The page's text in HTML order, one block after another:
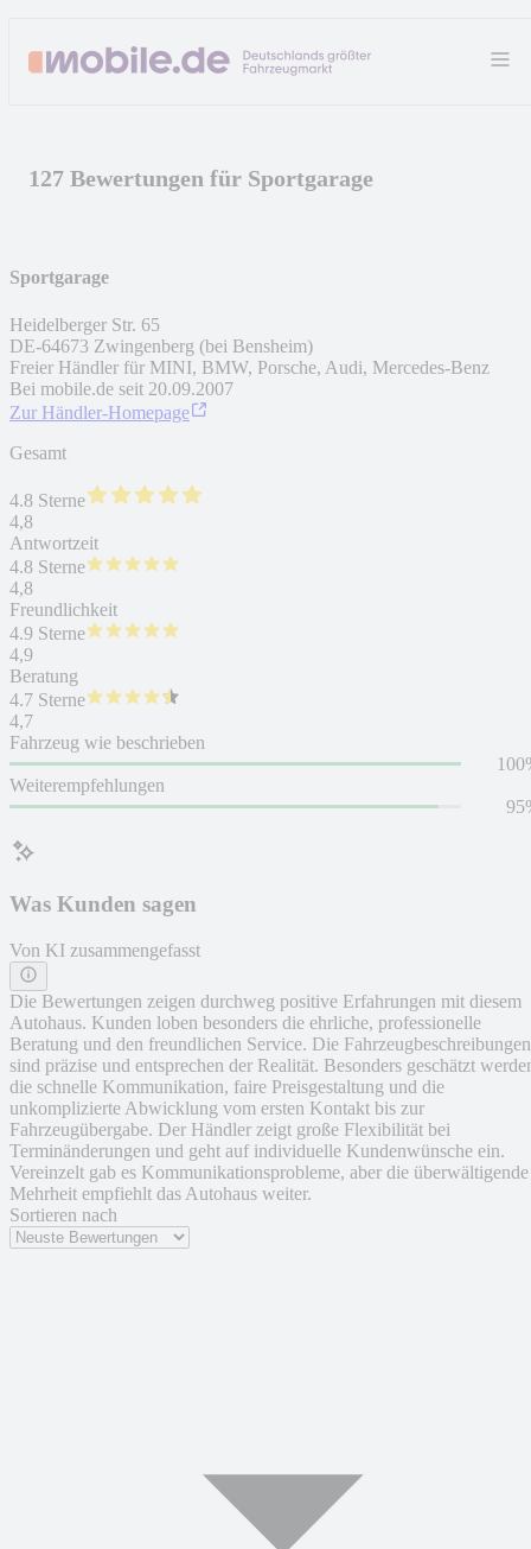
127 Bewertungen für Sportgarage
Was Kunden sagen
Von KI zusammengefasst
Die Bewertungen zeigen durchweg positive Erfahrungen mit diesem
Autohaus. Kunden loben besonders die ehrliche, professionelle
Beratung und den freundlichen Service. Die Fahrzeugbeschreibungen
sind präzise und entsprechen der Realität. Besonders geschätzt
die schnelle Kommunikation, faire Preisgestaltung und die
unkomplizierte Abwicklung vom ersten Kontakt bis zur
Fahrzeugübergabe. Der Händler zeigt große Flexibilität bei
Terminänderungen und geht auf individuelle Kundenwünsche ein.
Vereinzelt gab es Kommunikationsprobleme, aber die überwältigende
Mehrheit empfiehlt das Autohaus weiter.
Sortieren nach
Sportgarage
Heidelberger Str. 65
DE-64673 Zwingenberg (bei Bensheim)
Freier Händler für MINI, BMW, Porsche, Audi, Mercedes-Benz
Bei mobile.de seit 20.09.2007
Zur Händler-Homepage
Gesamt
4.8 Sterne
4,8
Antwortzeit
4.8 Sterne
4,8
Freundlichkeit
4.9 Sterne
4,9
Beratung
4.7 Sterne
4,7
Fahrzeug wie beschrieben
Weiterempfehlungen